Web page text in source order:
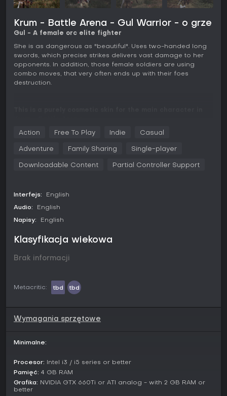
Krum - Battle Arena - Gul Warrior - o grze
Gul - A female orc elite fighter
She is as dangerous as "beautiful". Uses two-handed long
swords, which precise strikes delivers vast damage to her
opponents. In addition, those female soldiers are using
combo moves, that very often ends up with their foes
destruction.
Action Free To Play Indie Casual
Adventure Family Sharing Single-player
Downloadable Content Partial Controller Support
Interfejs: English
Audio: English
Napisy: English
Klasyfikacja wiekowa
Brak informacji
Metacritic: tbd tbd
Wymagania sprzętowe
Minimalne:
Procesor: Intel i3 / i5 series or better
Pamięć: 4 GB RAM
Grafika: NVIDIA GTX 660Ti or ATI analog - with 2 GB RAM or
better